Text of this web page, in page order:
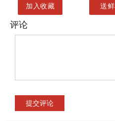
加入收藏 送
评论